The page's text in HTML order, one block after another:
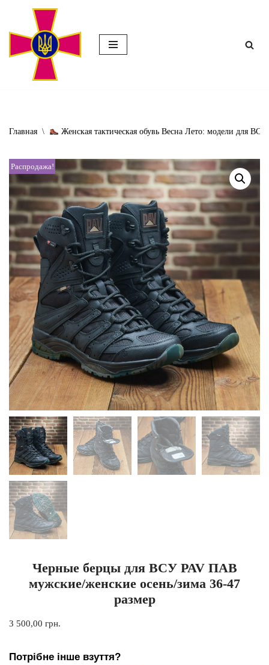
Перейти
содержимому
Главная \ Женская тактическая обувь Весна Лето: модели для ВСУ
Распродажа!
Черные берцы для ВСУ PAV ПАВ
мужские/женские осень/зима 36-47
размер
3 500,00 грн.
Потрібне інше взуття?